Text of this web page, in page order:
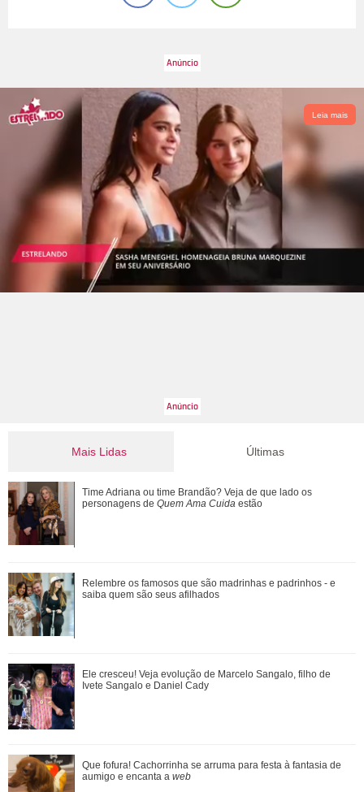
Leia mais
Mais Lidas
Cristiano Ronaldo deixa comentário exaltando a noiva em
vídeo de Márcia Goldschmidt; enten...
De Wicked a Petal... Entenda a polêmica que motivou pausa
na carreira de Ariana Grande
Agrado e Eduarda são prejudicadas pela proximidade com
João Raul. Saiba o que vai acontece...
Saiba o que vai acontecer em Coração Acelerado nesta
quarta-feira
Últimas
Time Adriana ou time Brandão? Veja de que lado os
personagens de Quem Ama Cuida estão
Relembre os famosos que são madrinhas e padrinhos - e
saiba quem são seus afilhados
Ele cresceu! Veja evolução de Marcelo Sangalo, filho de
Ivete Sangalo e Daniel Cady
Que fofura! Cachorrinha se arruma para festa à fantasia de
aumigo e encanta a web